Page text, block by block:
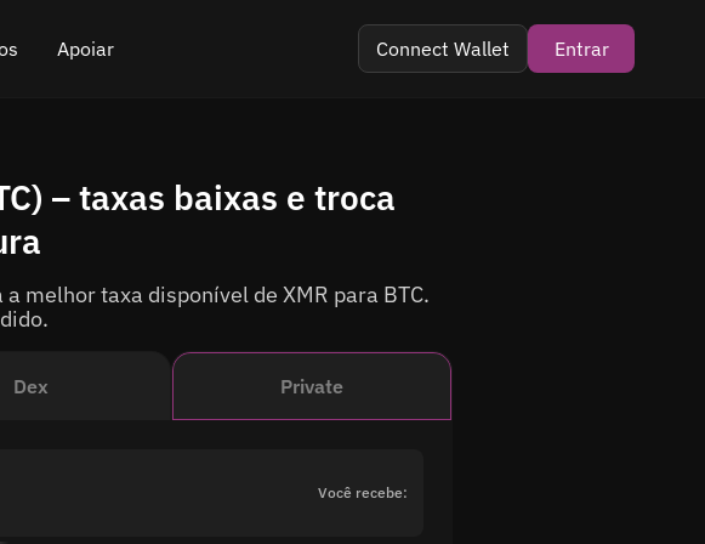
Apoiar
papo online
feedback
Connect Wallet Entrar
Dex Private
Você recebe:
– taxas baixas e troca
melhor taxa disponível de XMR para BTC.